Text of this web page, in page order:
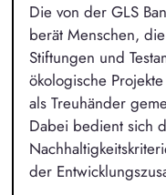
Die von der GLS
berät Menschen,
Stiftungen und
ökologische
als Treuhänder
Dabei bedient sich
der